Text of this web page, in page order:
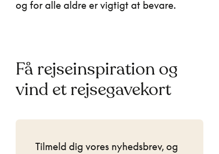
og for alle aldre er vigtigt at bevare.
Få rejseinspiration og
vind et rejsegavekort
Tilmeld dig vores nyhedsbrev, og